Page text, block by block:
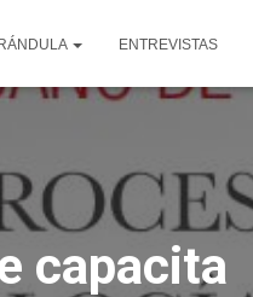
ENTREVISTAS
capacita